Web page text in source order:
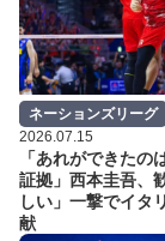
ネーションズリーグ
2026.07.15
「あれができたの
証拠」西本圭吾、
しい」一撃でイタ
献